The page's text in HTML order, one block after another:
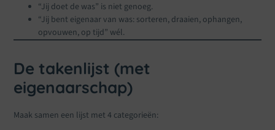
“Jij doet de was” is niet genoeg.
“Jij bent eigenaar van was: sorteren, draaien, ophangen,
opvouwen, op tijd” wél.
De takenlijst (met
eigenaarschap)
Maak samen een lijst met 4 categorieën: